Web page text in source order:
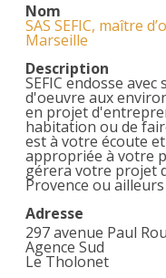
Nom
SAS SEFIC, maître
Marseille
Description
SEFIC endosse
d'oeuvre aux
en projet
habitation ou de
est à votre écoute
appropriée à votre
gérera votre projet
Provence ou
Adresse
297 avenue Paul
Agence Sud
Le Tholonet